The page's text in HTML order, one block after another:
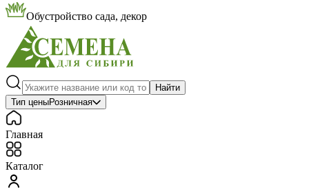
Обустройство сада, декор
Найти
Тип ценыРозничная
Главная
Каталог